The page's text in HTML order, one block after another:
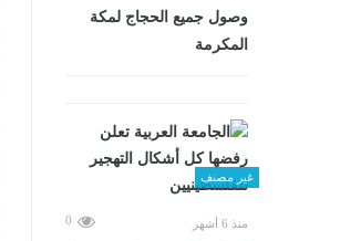
وصول جميع الحجاج لمكة
المكرمة
غير مصنف
منذ 6 أشهر 0